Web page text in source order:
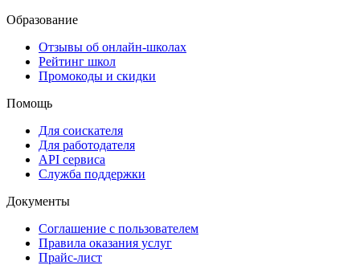
Образование
Отзывы об онлайн-школах
Рейтинг школ
Промокоды и скидки
Помощь
Для соискателя
Для работодателя
API сервиса
Служба поддержки
Документы
Соглашение с пользователем
Правила оказания услуг
Прайс-лист